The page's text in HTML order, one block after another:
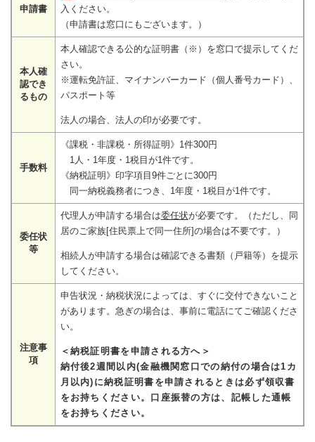
申請書
入ください。
（申請書は窓口にもございます。）
本人確
認でき
るもの
本人確認できる公的な証明書（※）を窓口で提示してくだ
さい。
※運転免許証、マイナンバーカード（個人番号カード）、
パスポート等
法人の場合、法人の印が必要です。
手数料
《課税・非課税・所得証明》1件300円
1人・1年度・1税目が1件です。
《納税証明》印字項目9件ごとに300円
​ 同一納税義務者につき、1年度・1税目が1件です。
委任状
等
代理人が申請する場合は委任状が必要です。（ただし、同
居のご家族[住民票上で同一住所]の場合は不要です。）
相続人が申請する場合は確認できる書類（戸籍等）を提示
してください。
注意事
項
申告状況・納税状況によっては、すぐに交付できないこと
があります。急ぎの場合は、事前に電話にてご確認くださ
い。
＜納税証明書を申請される方へ＞
納付後2週間以内(金融機関窓口での納付の場合は1カ
月以内)に納税証明書を申請されるときは必ず領収書
をお持ちください。口座振替の方は、記帳した通帳
をお持ちください。